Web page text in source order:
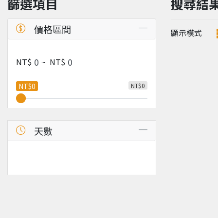
篩選項目
價格區間
NT$ ~ NT$
NT$0
NT$0
天數
搜尋結
顯示模式